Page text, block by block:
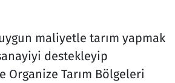
maliyetle tarım yapmak
destekleyip
Organize Tarım Bölgeleri